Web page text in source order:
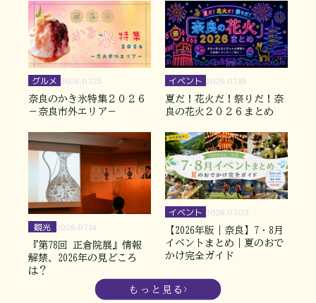
グルメ 2026.07.25
奈良のかき氷特集２０２６
－奈良市外エリア－
イベント 2026.07.19
夏だ！花火だ！祭りだ！奈
良の花火２０２６まとめ
観光 2026.07.14
『第78回 正倉院展』情報
解禁、2026年の見どころ
は？
イベント 2026.07.03
【2026年版｜奈良】7・8月
イベントまとめ｜夏のおで
かけ完全ガイド
もっと見る